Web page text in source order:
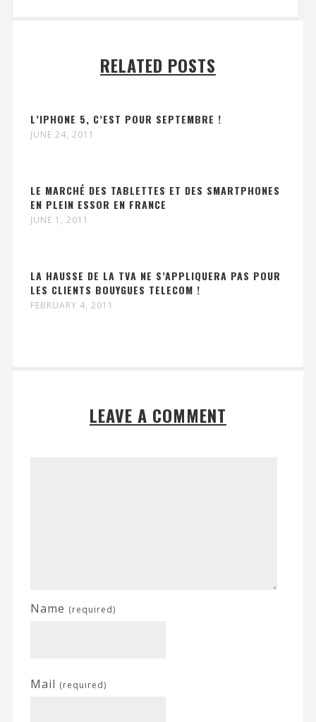
RELATED POSTS
L’IPHONE 5, C’EST POUR SEPTEMBRE !
JUNE 24, 2011
LE MARCHÉ DES TABLETTES ET DES SMARTPHONES
EN PLEIN ESSOR EN FRANCE
JUNE 1, 2011
LA HAUSSE DE LA TVA NE S’APPLIQUERA PAS POUR
LES CLIENTS BOUYGUES TELECOM !
FEBRUARY 4, 2011
LEAVE A COMMENT
Name (required)
Mail (required)